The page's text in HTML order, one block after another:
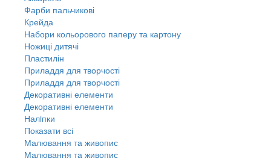
Фарби пальчикові
Крейда
Набори кольорового паперу та картону
Ножиці дитячі
Пластилін
Приладдя для творчості
Приладдя для творчості
Декоративні елементи
Декоративні елементи
Налiпки
Показати всі
Малювання та живопис
Малювання та живопис